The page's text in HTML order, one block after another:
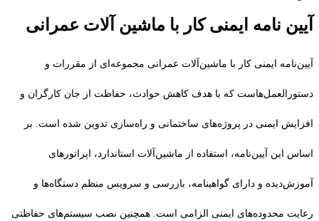
آیین نامه ایمنی کار با ماشین آلات عمرانی
آیین‌نامه ایمنی کار با ماشین‌آلات عمرانی مجموعه‌ای از مقررات و
دستورالعمل‌هاست که با هدف کاهش حوادث، حفاظت از جان کارگران و
افزایش ایمنی در پروژه‌های ساختمانی و راه‌سازی تدوین شده است. بر
اساس این آیین‌نامه، استفاده از ماشین‌آلات استاندارد، اپراتورهای
آموزش‌دیده و دارای گواهینامه، بازرسی و سرویس منظم دستگاه‌ها و
رعایت محدوده‌های ایمنی الزامی است. همچنین نصب سیستم‌های حفاظتی